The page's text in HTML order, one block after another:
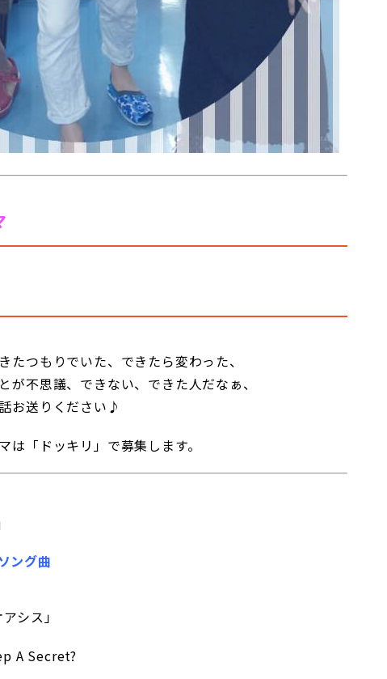
たつもりでいた、できたら変わった、
が不思議、できない、できた人だなぁ、
お送りください♪
「ドッキリ」で募集します。
ング曲
シス」
A Secret?